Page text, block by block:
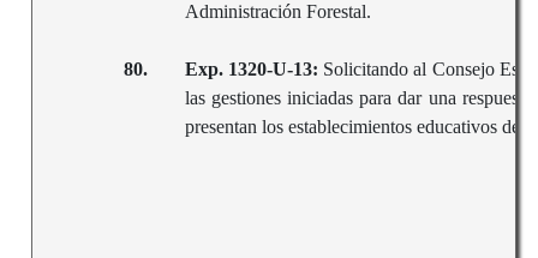
Administración Forestal.
80. Exp. 1320-U-13: Solicitando al Consejo
las gestiones iniciadas para dar una
presentan los establecimientos educativos de